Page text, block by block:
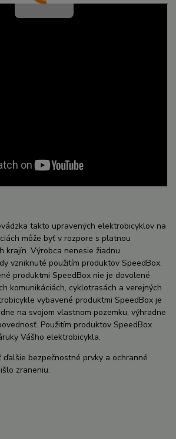
takto upravených elektrobicyklov na
môže byť v rozpore s platnou
krajín. Výrobca nenesie žiadnu
vzniknuté použitím produktov SpeedBox.
produktmi SpeedBox nie je dovolené
komunikáciách, cyklotrasách a verejných
vybavené produktmi SpeedBox je
na svojom vlastnom pozemku, výhradne
Použitím produktov SpeedBox
Vášho elektrobicykla.
ďalšie bezpečnostné prvky a ochranné
zraneniu.